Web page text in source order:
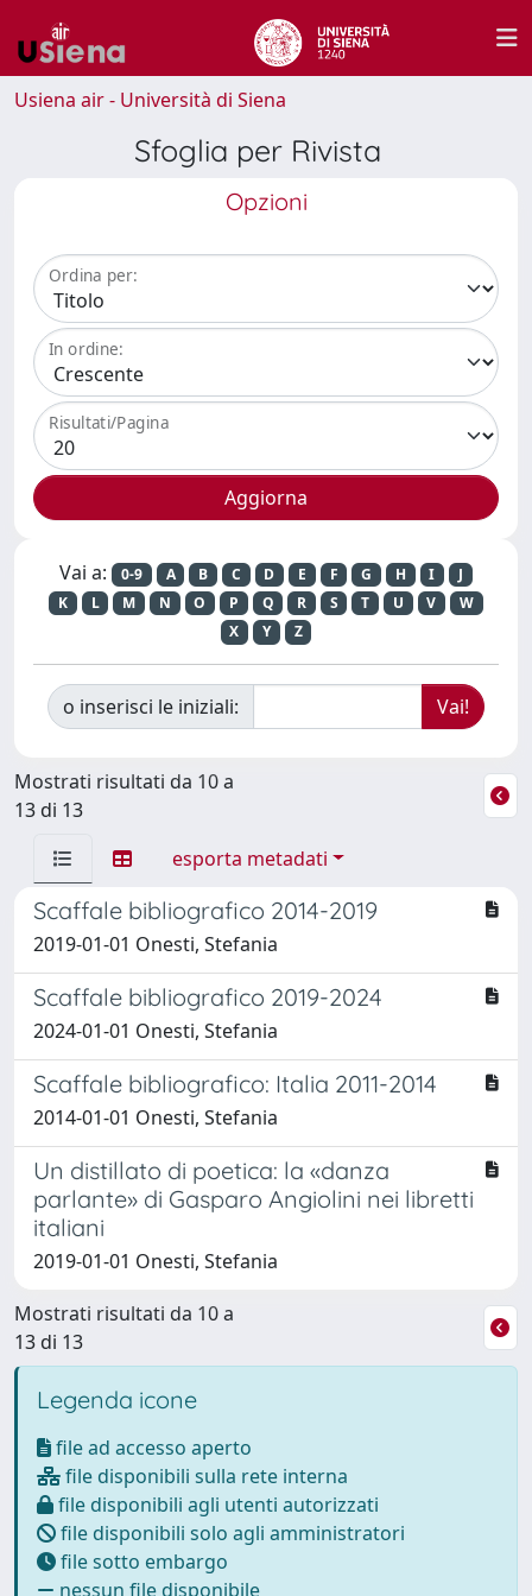
Usiena air - Università di Siena
Sfoglia per Rivista
Opzioni
Ordina per:
In ordine:
Risultati/Pagina
Vai a: 0-9 A B C D E F G H I
J
K
L M N O P Q R S T U V
W
X
Y Z
o inserisci le iniziali:
Mostrati risultati da 10 a
13 di 13
esporta metadati
Scaffale bibliografico 2014-2019
2019-01-01 Onesti, Stefania
Scaffale bibliografico 2019-2024
2024-01-01 Onesti, Stefania
Scaffale bibliografico: Italia 2011-2014
2014-01-01 Onesti, Stefania
Un distillato di poetica: la «danza
parlante» di Gasparo Angiolini nei libretti
italiani
2019-01-01 Onesti, Stefania
Mostrati risultati da 10 a
13 di 13
Legenda icone
file ad accesso aperto
file disponibili sulla rete interna
file disponibili agli utenti autorizzati
file disponibili solo agli amministratori
file sotto embargo
nessun file disponibile